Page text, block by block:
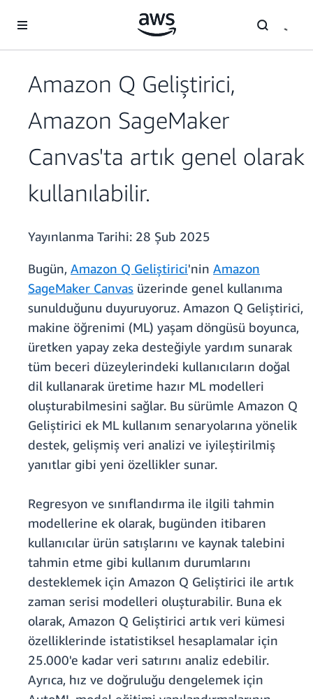
Amazon Q Geliştirici,
Amazon SageMaker
Canvas'ta artık genel olarak
kullanılabilir.
Yayınlanma Tarihi: 28 Şub 2025
Bugün, Amazon Q Geliştirici'nin Amazon
SageMaker Canvas üzerinde genel kullanıma
sunulduğunu duyuruyoruz. Amazon Q Geliştirici,
makine öğrenimi (ML) yaşam döngüsü boyunca,
üretken yapay zeka desteğiyle yardım sunarak
tüm beceri düzeylerindeki kullanıcıların doğal
dil kullanarak üretime hazır ML modelleri
oluşturabilmesini sağlar. Bu sürümle Amazon Q
Geliştirici ek ML kullanım senaryolarına yönelik
destek, gelişmiş veri analizi ve iyileştirilmiş
yanıtlar gibi yeni özellikler sunar.
Regresyon ve sınıflandırma ile ilgili tahmin
modellerine ek olarak, bugünden itibaren
kullanıcılar ürün satışlarını ve kaynak talebini
tahmin etme gibi kullanım durumlarını
desteklemek için Amazon Q Geliştirici ile artık
zaman serisi modelleri oluşturabilir. Buna ek
olarak, Amazon Q Geliştirici artık veri kümesi
özelliklerinde istatistiksel hesaplamalar için
25.000'e kadar veri satırını analiz edebilir.
Ayrıca, hız ve doğruluğu dengelemek için